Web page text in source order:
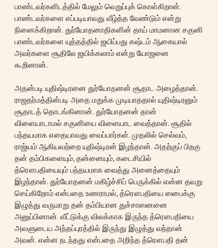
பாண்டவர்களிடத்தில் மேலும் வெறுப்புக் கொள்கிறான்.
பாண்டவர்களை எப்படியாவது வீழ்த்த வேண்டும் என்று
நினைக்கிறான். துர்யோதனாதிகளின் தாய் மாமனான சகுனி
பாண்டவர்களை யுத்தத்தில் ஜயிப்பது கஷ்டம் ஆகையால்
அவர்களை சூதிலே ஜயிக்கலாம் என்று யோஜனை
கூறினான்.
அதன்படி யுதிஷ்டிரனை துர்யோதனன் சூதாட அழைத்தான்.
ராஜதர்மத்தின்படி அதை மறுக்க முடியாததால் யுதிஷ்டிரனும்
சூதாடத் தொடங்கினான். துர்யோதனன் தான்
விளையாடாமல் சகுனியை விளையாட வைத்தான். சூதில்
பந்தயமாக எதையாவது வைப்பார்கள். முதலில் செல்வம்,
ராஜ்யம் ஆகியவற்றை யுதிஷ்டிரன் இழந்தான். அதற்குப் பிறகு
தன் தம்பிகளையும், தன்னையும், கடைசியில்
த்ரௌபதியையும் பந்தயமாக வைத்து அனைத்தையும்
இழந்தான். துர்யோதனன் மகிழ்ச்சிப் பெருக்கில் என்ன தவறு
செய்கிறோம் என்பதை உணராமல், த்ரௌபதியை ஸபைக்கு
இழுத்து வருமாறு தன் தம்பியான துச்சாஸனனை
அனுப்பினான். வீட்டுக்கு விலக்காக இருந்த த்ரௌபதியை
அவளுடைய அந்தப்புரத்தில் இருந்து இழுத்து வந்தான்
அவன். என்ன நடந்தது என்பதை அறிந்த த்ரௌபதி தன்